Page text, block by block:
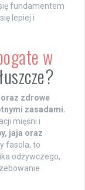
fundamentem
lepiej i
w
oraz zdrowe
zasadami.
mięśni i
jaja oraz
fasola, to
odżywczego,